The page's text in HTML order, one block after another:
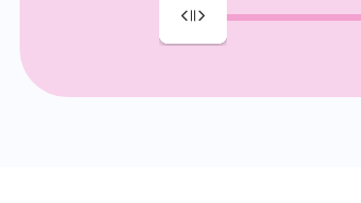
Drag